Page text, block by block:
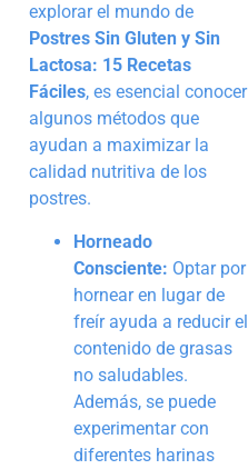
explorar el mundo de
Postres Sin Gluten y Sin
Lactosa: 15 Recetas
Fáciles, es esencial conocer
algunos métodos que
ayudan a maximizar la
calidad nutritiva de los
postres.
Horneado
Consciente: Optar por
hornear en lugar de
freír ayuda a reducir el
contenido de grasas
no saludables.
Además, se puede
experimentar con
diferentes harinas